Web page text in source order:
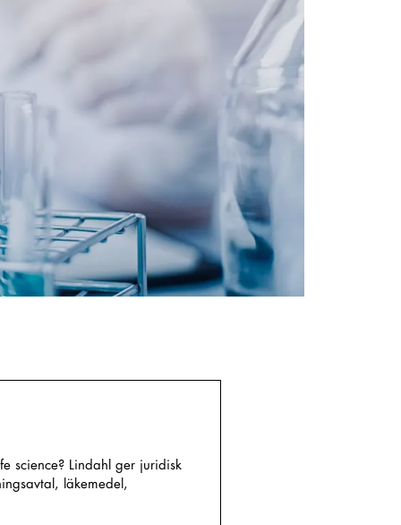
science? Lindahl ger juridisk
läkemedel,